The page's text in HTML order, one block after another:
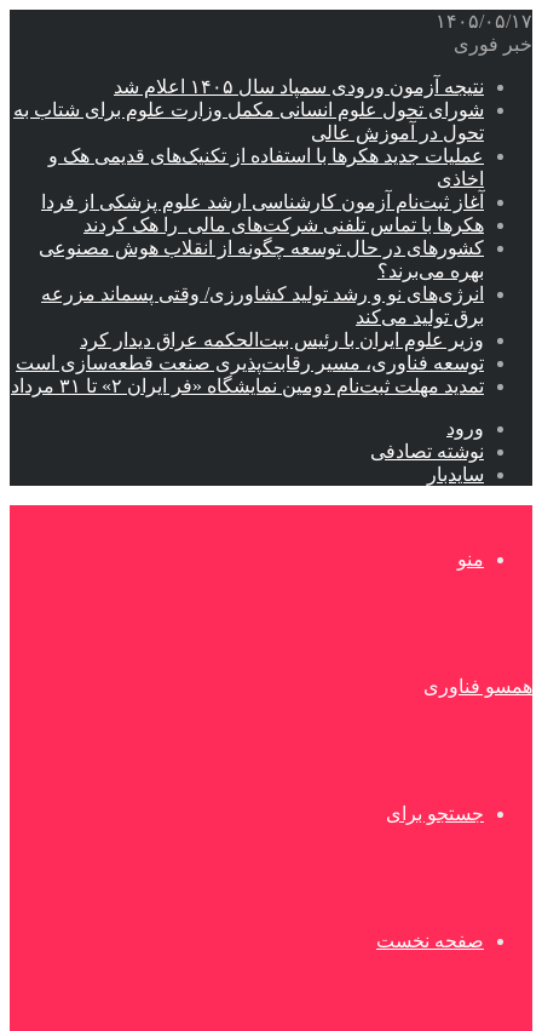
۱۴۰۵/۰۵/۱۷
خبر فوری
نتیجه آزمون ورودی سمپاد سال ۱۴۰۵ اعلام شد
شورای تحول علوم انسانی مکمل وزارت علوم برای شتاب به
تحول در آموزش عالی
عملیات جدید هکرها با استفاده از تکنیک‌های قدیمی هک و
اخاذی
آغاز ثبت‌نام‌ آزمون کارشناسی ارشد علوم پزشکی از فردا
هکرها با تماس تلفنی شرکت‌های مالی را هک کردند
کشورهای در حال توسعه چگونه از انقلاب هوش مصنوعی
بهره می‌برند؟
انرژی‌های نو و رشد تولید کشاورزی/ وقتی پسماند مزرعه‌
برق تولید می‌کند
وزیر علوم ایران با رئیس بیت‌الحکمه عراق دیدار کرد
توسعه فناوری، مسیر رقابت‌پذیری صنعت قطعه‌سازی است
تمدید مهلت ثبت‌نام دومین نمایشگاه «فر ایران ۲» تا ۳۱ مرداد
ورود
نوشته تصادفی
سایدبار
منو
همسو فناوری
جستجو برای
صفحه نخست